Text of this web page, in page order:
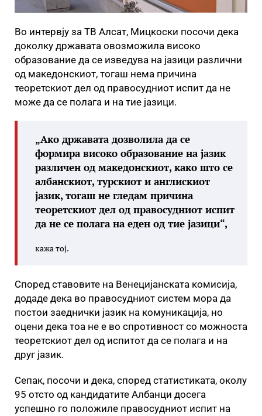
Во интервју за ТВ Алсат, Мицкоски посочи дека
доколку државата овозможила високо
образование да се изведува на јазици различни
од македонскиот, тогаш нема причина
теоретскиот дел од правосудниот испит да не
може да се полага и на тие јазици.
„Ако државата дозволила да се
формира високо образование на јазик
различен од македонскиот, како што се
албанскиот, турскиот и англискиот
јазик, тогаш не гледам причина
теоретскиот дел од правосудниот испит
да не се полага на еден од тие јазици“,
кажа тој.
Според ставовите на Венецијанската комисија,
додаде дека во правосудниот систем мора да
постои заеднички јазик на комуникација, но
оцени дека тоа не е во спротивност со можноста
теоретскиот дел од испитот да се полага и на
друг јазик.
Сепак, посочи и дека, според статистиката, околу
95 отсто од кандидатите Албанци досега
успешно го положиле правосудниот испит на